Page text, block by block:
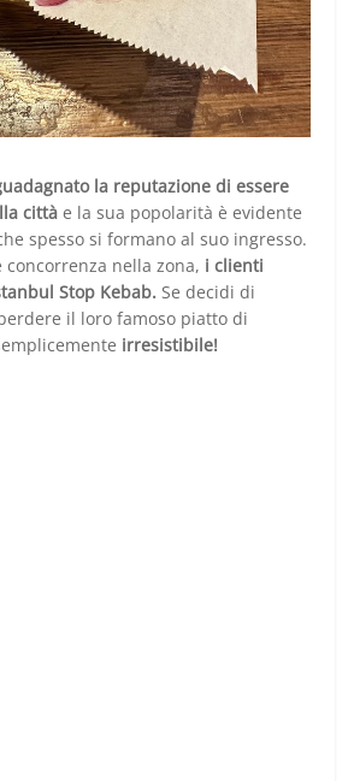
la reputazione di essere
città e la sua popolarità è evidente
spesso si formano al suo ingresso.
nella zona, i clienti
Stop Kebab. Se decidi di
il loro famoso piatto di
irresistibile!